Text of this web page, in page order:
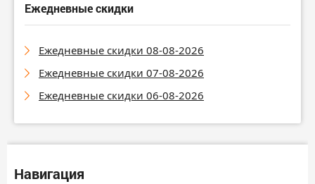
Ежедневные скидки
Ежедневные скидки 08-08-2026
Ежедневные скидки 07-08-2026
Ежедневные скидки 06-08-2026
Навигация